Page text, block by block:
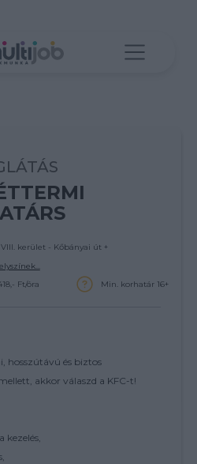
kerület - Kőbányai út +
Ft/óra
Min. korhatár 16+
hosszútávú és biztos
akkor válaszd a KFC-t!
kezelés,